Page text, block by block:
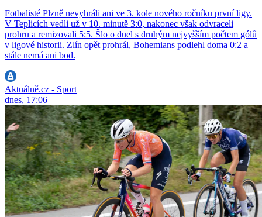
Fotbalisté Plzně nevyhráli ani ve 3. kole nového ročníku první ligy.
V Teplicích vedli už v 10. minutě 3:0, nakonec však odvraceli
prohru a remizovali 5:5. Šlo o duel s druhým nejvyšším počtem gólů
v ligové historii. Zlín opět prohrál, Bohemians podlehl doma 0:2 a
stále nemá ani bod.
Aktuálně.cz - Sport
dnes, 17:06